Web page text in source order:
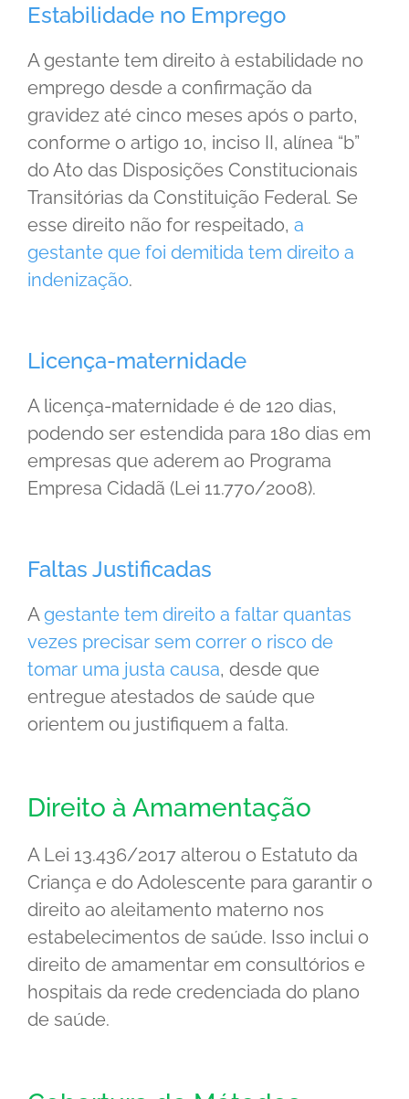
Estabilidade no Emprego
A gestante tem direito à estabilidade no
emprego desde a confirmação da
gravidez até cinco meses após o parto,
conforme o artigo 10, inciso II, alínea “b”
do Ato das Disposições Constitucionais
Transitórias da Constituição Federal. Se
esse direito não for respeitado, a
gestante que foi demitida tem direito a
indenização.
Licença-maternidade
A licença-maternidade é de 120 dias,
podendo ser estendida para 180 dias em
empresas que aderem ao Programa
Empresa Cidadã (Lei 11.770/2008).
Faltas Justificadas
Agestante tem direito a faltar quantas
vezes precisar sem correr o risco de
tomar uma justa causa, desde que
entregue atestados de saúde que
orientem ou justifiquem a falta.
Direito à Amamentação
A Lei 13.436/2017 alterou o Estatuto da
Criança e do Adolescente para garantir o
direito ao aleitamento materno nos
estabelecimentos de saúde. Isso inclui o
direito de amamentar em consultórios e
hospitais da rede credenciada do plano
de saúde.